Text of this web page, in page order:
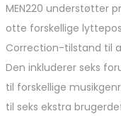
MEN220 understøtter
otte forskellige
Correction-tilstand til
Den inkluderer seks
til forskellige
til seks ekstra